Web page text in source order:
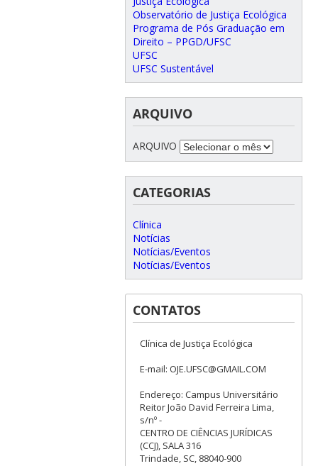
Observatório de Justiça Ecológica
Programa de Pós Graduação em
Direito – PPGD/UFSC
UFSC
UFSC Sustentável
ARQUIVO
ARQUIVO
CATEGORIAS
Clínica
Notícias
Notícias/Eventos
Notícias/Eventos
CONTATOS
Clínica de Justiça Ecológica
E-mail: OJE.UFSC@GMAIL.COM
Endereço: Campus Universitário
Reitor João David Ferreira Lima,
s/nº -
CENTRO DE CIÊNCIAS JURÍDICAS
(CCJ), SALA 316
Trindade, SC, 88040-900